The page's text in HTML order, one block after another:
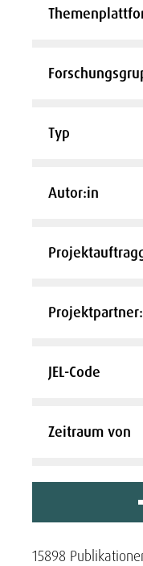
Typ
Autor:in
JEL-Code
Zeitraum von
15898